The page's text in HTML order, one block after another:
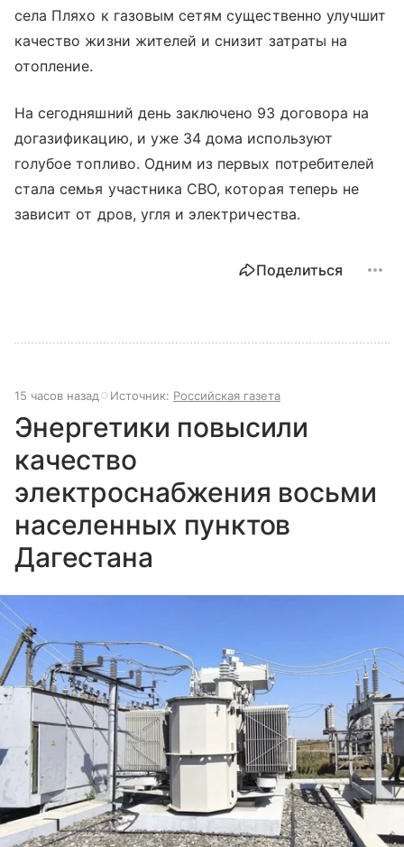
села Пляхо к газовым сетям существенно улучшит
качество жизни жителей и снизит затраты на
отопление.
На сегодняшний день заключено 93 договора на
догазификацию, и уже 34 дома используют
голубое топливо. Одним из первых потребителей
стала семья участника СВО, которая теперь не
зависит от дров, угля и электричества.
Поделиться
15 часов назад Источник: Российская газета
Энергетики повысили
качество
электроснабжения восьми
населенных пунктов
Дагестана